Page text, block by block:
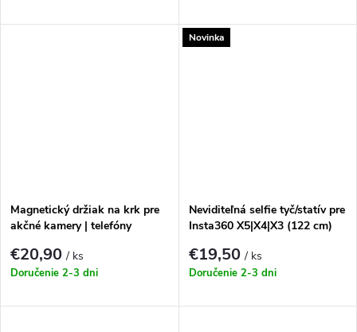
Magnetický držiak na krk pre
akčné kamery | telefóny
€20,90/ ks
Doručenie 2-3 dni
Novinka
Neviditeľná selfie tyč/statív pre
Insta360 X5|X4|X3 (122 cm)
€19,50/ ks
Doručenie 2-3 dni